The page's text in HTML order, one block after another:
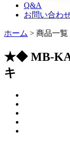
Q&A
お問い合わ
ホーム > 商品一覧
★◆ MB-KA
キ